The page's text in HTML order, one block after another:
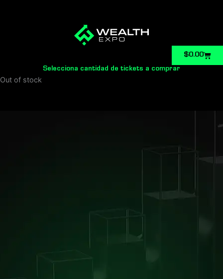
$0.00
Selecciona cantidad de tickets a comprar
Out of stock